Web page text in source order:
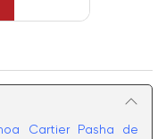
Cartier Pasha de